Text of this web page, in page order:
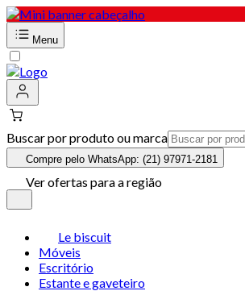
Menu
Buscar por produto ou marca
Compre pelo WhatsApp: (21) 97971-2181
Ver ofertas para a região
Le biscuit
Móveis
Escritório
Estante e gaveteiro